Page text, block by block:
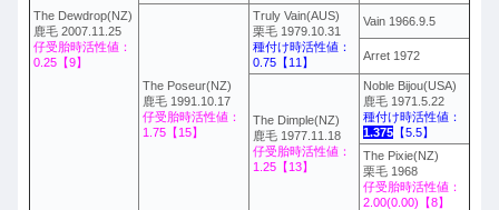
The Dewdrop(NZ)
鹿毛 2007.11.25
仔受胎時活性値：
0.25【9】
The Poseur(NZ)
鹿毛 1991.10.17
仔受胎時活性値：
1.75【15】
Truly Vain(AUS)
栗毛 1979.10.31
種付け時活性値：
0.75【11】
Vain 1966.9.5
Arret 1972
The Dimple(NZ)
鹿毛 1977.11.18
仔受胎時活性値：
1.25【13】
Noble Bijou(USA)
鹿毛 1971.5.22
種付け時活性値：
1.375 【5.5】
The Pixie(NZ)
栗毛 1968
仔受胎時活性値：
2.00(0.00)【8】